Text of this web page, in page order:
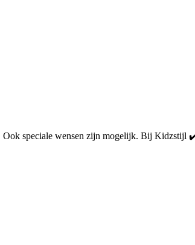
Ook speciale wensen zijn mogelijk. Bij